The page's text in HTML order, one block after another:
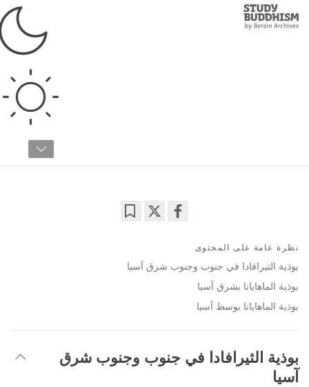
Study
Buddhism
البوذية في العالم المعاصر
facebook
نظرة عامة على المحتوى
بوذية الثيرافادا في جنوب وجنوب شرق آسيا
بوذية الماهايانا بشرق آسيا
بوذية الماهايانا بوسط آسيا
بوذية الثيرافادا في جنوب وجنوب شرق
آسيا